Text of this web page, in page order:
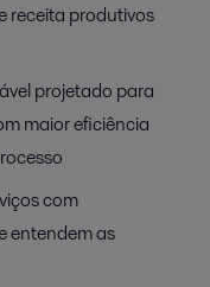
receita produtivos
projetado para
maior eficiência
com
entendem as